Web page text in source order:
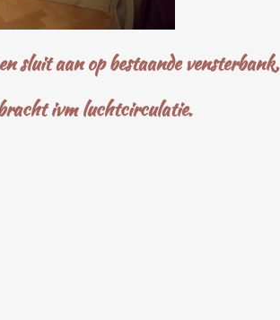
sluit aan op bestaande vensterbank,
ivm luchtcirculatie.